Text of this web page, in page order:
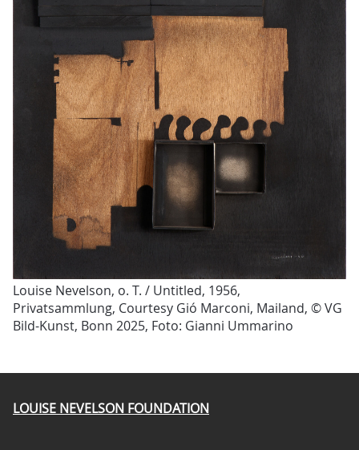
Louise Nevelson, o. T. / Untitled, 1956,
Privatsammlung, Courtesy Gió Marconi, Mailand, © VG
Bild-Kunst, Bonn 2025, Foto: Gianni Ummarino
LOUISE NEVELSON FOUNDATION